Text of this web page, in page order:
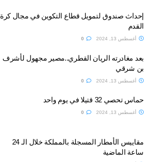
إحداث صندوق لتمويل قطاع التكوين في مجال كرة
القدم
أغسطس 13, 2024
بعد مغادرته الريان القطري..مصير مجهول لأشرف
بن شرقي
أغسطس 13, 2024
حماس تحصي 32 قتيلا في يوم واحد
أغسطس 13, 2024
مقاييس الأمطار المسجلة بالمملكة خلال الـ 24
ساعة الماضية